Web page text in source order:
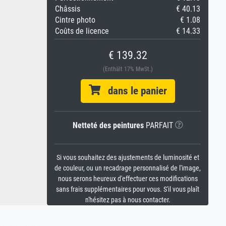
Châssis
€ 40.13
Cintre photo
€ 1.08
Coûts de licence
€ 14.33
€ 139.32
(Enthält 17% MwSt.)
dans le panier
Netteté des peinturesPARFAIT
Si vous souhaitez des ajustements de luminosité et
de couleur, ou un recadrage personnalisé de l'image,
nous serons heureux d'effectuer ces modifications
sans frais supplémentaires pour vous. S'il vous plaît
n'hésitez pas à nous contacter.